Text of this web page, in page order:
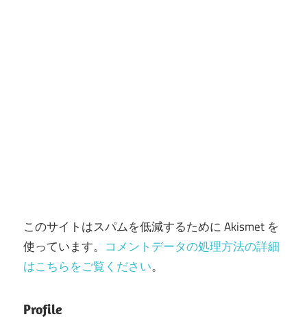
このサイトはスパムを低減するために Akismet を
使っています。 コメントデータの処理方法の詳細
はこちらをご覧ください。
Profile